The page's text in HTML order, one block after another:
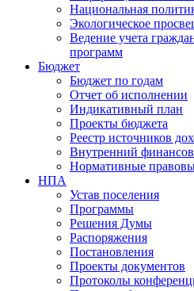
Национальная
Экологическое
Ведение учета
программ
Бюджет
Бюджет по годам
Отчет об исполнении
Индикативный план
Проекты бюджета
Реестр источников
Внутренний
Нормативные
НПА
Устав поселения
Программы
Решения Думы
Распоряжения
Постановления
Проекты документов
Протоколы